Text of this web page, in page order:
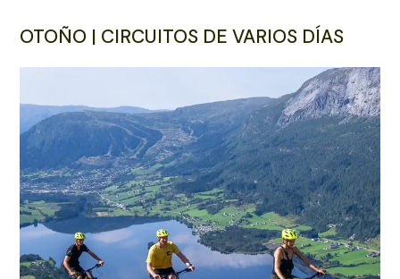
SEGUIR LEYENDO
OTOÑO | CIRCUITOS DE VARIOS DÍAS